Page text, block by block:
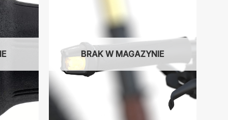
BRAK W MAGAZYNIE